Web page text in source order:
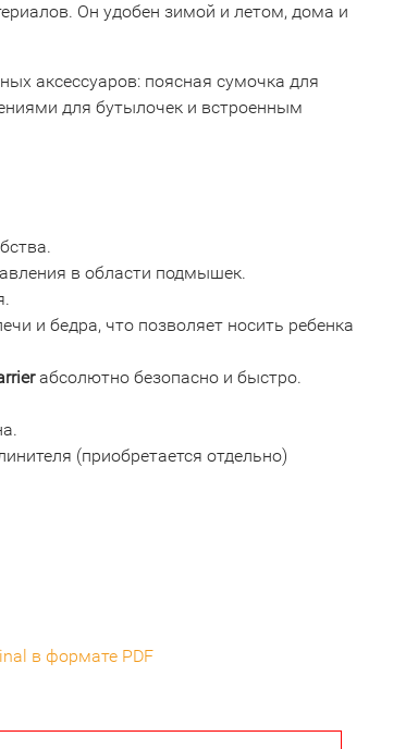
Он удобен зимой и летом, дома и
аксессуаров: поясная сумочка для
для бутылочек и встроенным
в области подмышек.
и бедра, что позволяет носить ребенка
абсолютно безопасно и быстро.
(приобретается отдельно)
в формате PDF